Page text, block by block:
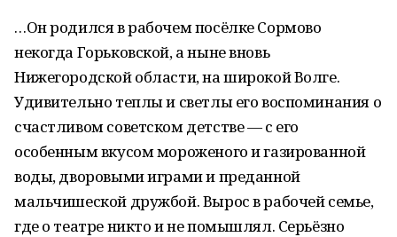
…Он родился в рабочем посёлке Сормово
некогда Горьковской, а ныне вновь
Нижегородской области, на широкой Волге.
Удивительно теплы и светлы его воспоминания о
счастливом советском детстве — с его
особенным вкусом мороженого и газированной
воды, дворовыми играми и преданной
мальчишеской дружбой. Вырос в рабочей семье,
где о театре никто и не помышлял. Серьёзно